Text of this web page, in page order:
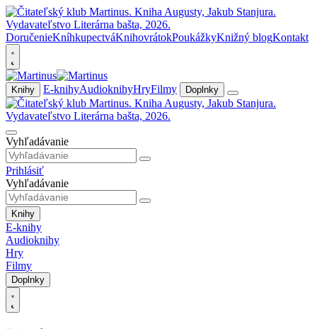
DoručenieKníhkupectváKnihovrátokPoukážkyKnižný blogKontakt
Knihy E-knihyAudioknihyHryFilmy Doplnky
Vyhľadávanie
Prihlásiť
Vyhľadávanie
Knihy
E-knihy
Audioknihy
Hry
Filmy
Doplnky